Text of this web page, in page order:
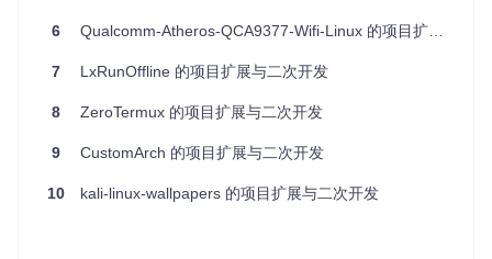
中，或者在 CI/CD 管道中使用，以自动化检测过程。
云端服务：可以将 spycheck 的功能部署到云端，作为一
务于安全领域，帮助更多的用户保护其系统不受 Thunderspy
6 Qualcomm-Atheros-QCA9377-Wifi-Linux 的项目扩展与二次开发
7 LxRunOffline 的项目扩展与二次开发
8 ZeroTermux 的项目扩展与二次开发
9 CustomArch 的项目扩展与二次开发
10 kali-linux-wallpapers 的项目扩展与二次开发